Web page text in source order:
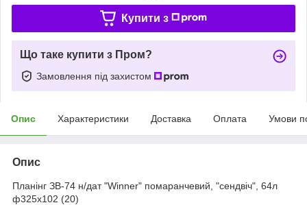
Купити з
Що таке купити з Пром?
Замовлення під захистом
Опис Характеристики Доставка Оплата Умови
Опис
Планінг ЗВ-74 н/дат "Winner" помаранчевий, "сендвіч", 64л
ф325х102 (20)